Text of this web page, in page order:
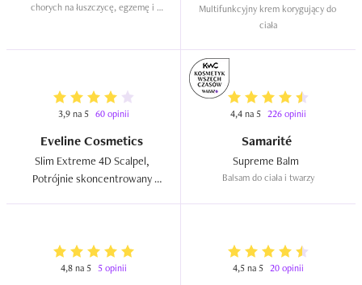
chorych na łuszczycę, egzemę i
Multifunkcyjny krem korygujący do
ciała
3,9 na 5 60 opinii
Eveline Cosmetics
Slim Extreme 4D Scalpel,
Potrójnie skoncentrowany
4,4 na 5 226 opinii
Samarité
Balsam do ciała i twarzy
4,8 na 5 5 opinii 4,5 na 5 20 opinii